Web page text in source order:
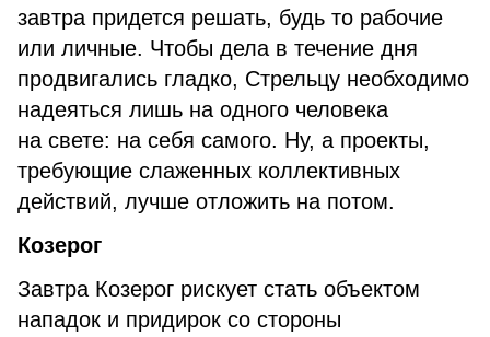
завтра придется решать, будь то рабочие
или личные. Чтобы дела в течение дня
продвигались гладко, Стрельцу необходимо
надеяться лишь на одного человека
на свете: на себя самого. Ну, а проекты,
требующие слаженных коллективных
действий, лучше отложить на потом.
Козерог
Завтра Козерог рискует стать объектом
нападок и придирок со стороны